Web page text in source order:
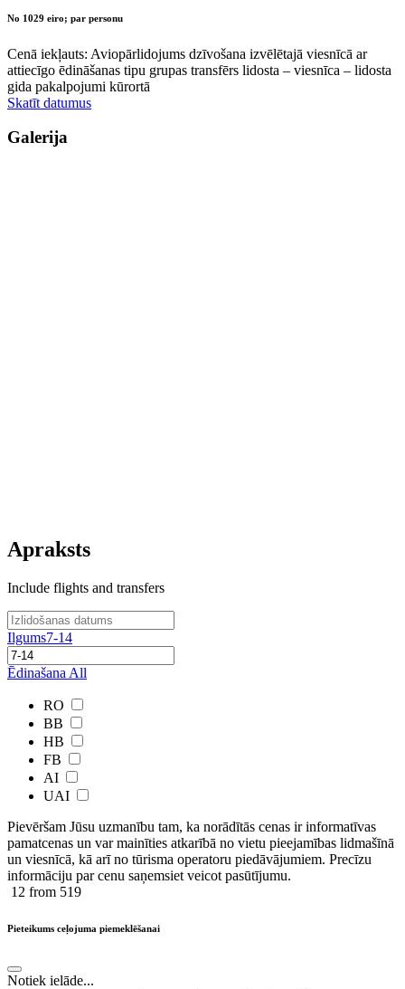
No 1029 eiro; par personu
Cenā iekļauts: Aviopārlidojums dzīvošana izvēlētajā viesnīcā ar
attiecīgo ēdināšanas tipu grupas transfērs lidosta – viesnīca – lidosta
gida pakalpojumi kūrortā
Skatīt datumus
Galerija
Apraksts
Include flights and transfers
Ilgums7-14
Ēdinašana All
RO
BB
HB
FB
AI
UAI
Pievēršam Jūsu uzmanību tam, ka norādītās cenas ir ​informatīvas ​
pamatcenas un var mainīties atkarībā ​no ​vietu pieejamības lidmašīnā
un viesnīcā, kā arī no tūrisma operatoru piedāvājumiem. Precīzu
informāciju par cenu saņemsiet veicot pasūtījumu.
12 from 519
Pieteikums ceļojuma piemeklēšanai
Notiek ielāde...